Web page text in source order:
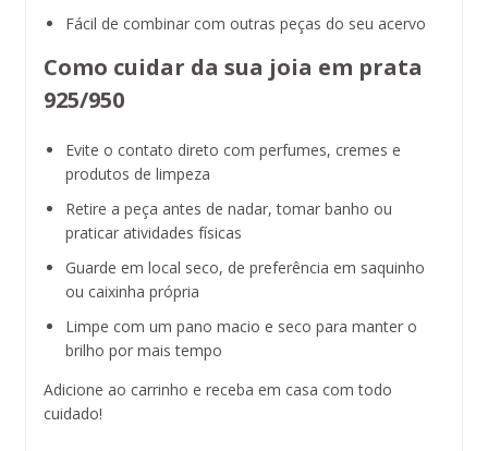
Fácil de combinar com outras peças do seu acervo
Como cuidar da sua joia em prata
925/950
Evite o contato direto com perfumes, cremes e
produtos de limpeza
Retire a peça antes de nadar, tomar banho ou
praticar atividades físicas
Guarde em local seco, de preferência em saquinho
ou caixinha própria
Limpe com um pano macio e seco para manter o
brilho por mais tempo
Adicione ao carrinho e receba em casa com todo
cuidado!